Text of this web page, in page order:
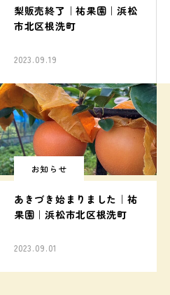
梨販売終了｜祐果園｜浜松
市北区根洗町
2023.09.19
お知らせ
あきづき始まりました｜祐
果園｜浜松市北区根洗町
2023.09.01